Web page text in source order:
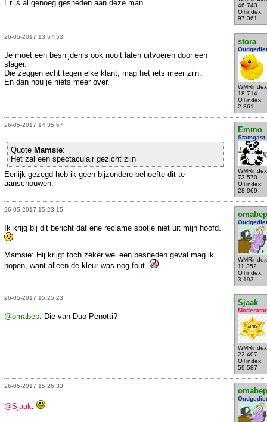
46.743
OTindex:
97.361
Er is al genoeg gesneden aan deze man.
26-05-2017 13:57:53
stora
18.714
OTindex:
2.861
Je moet een besnijdenis ook nooit laten uitvoeren door een
slager.
Die zeggen echt tegen elke klant, mag het iets meer zijn.
En dan hou je niets meer over.
26-05-2017 14:35:57
Emmo
Stamgast
73.570
OTindex:
28.969
Quote Mamsie:
Het zal een spectaculair gezicht zijn
Eerlijk gezegd heb ik geen bijzondere behoefte dit te
aanschouwen.
26-05-2017 15:23:15
omabep
11.352
OTindex:
3.193
Ik krijg bij dit bericht dat ene reclame spotje niet uit mijn hoofd.
Mamsie: Hij krijgt toch zeker wel een besneden geval mag ik
hopen, want alleen de kleur was nog fout.
26-05-2017 15:25:23
Sjaak
Moderator
22.407
OTindex:
59.587
@omabep: Die van Duo Penotti?
26-05-2017 15:26:33
omabep
@Sjaak: